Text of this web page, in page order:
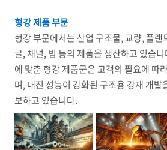
형강 제품 부문
형강 부문에서는 산업 구조물, 교량, 플랜
글, 채널, 빔 등의 제품을 생산하고 있습
에 맞춘 형강 제품군은 고객의 필요에 따
며, 내진 성능이 강화된 구조용 강재 개발
보하고 있습니다.